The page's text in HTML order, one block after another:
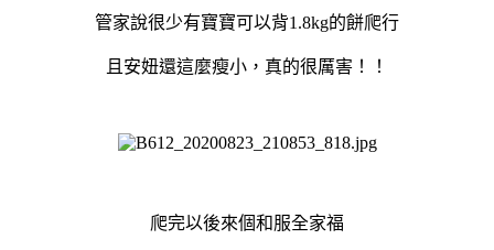
管家說很少有寶寶可以背1.8kg的餅爬行
且安妞還這麼瘦小，真的很厲害！！
爬完以後來個和服全家福